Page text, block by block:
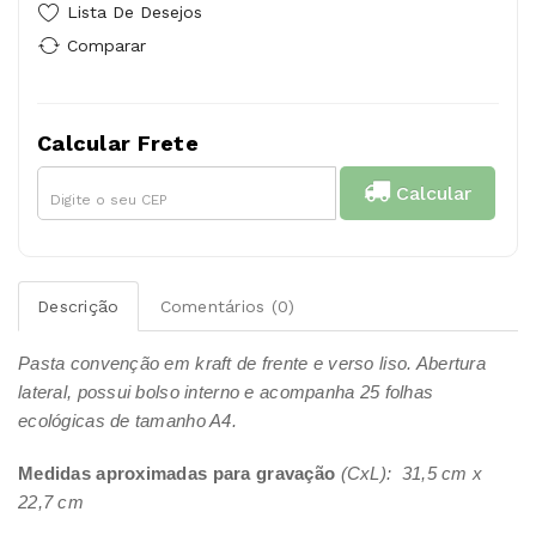
Lista De Desejos
Comparar
Calcular Frete
Calcular
Descrição Comentários (0)
Pasta convenção em kraft de frente e verso liso. Abertura
lateral, possui bolso interno e acompanha 25 folhas
ecológicas de tamanho A4.
Medidas aproximadas para gravação (CxL): 31,5 cm x
22,7 cm